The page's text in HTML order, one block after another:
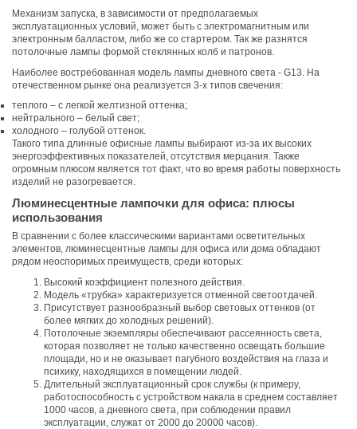
Механизм запуска, в зависимости от предполагаемых
эксплуатационных условий, может быть с электромагнитным или
электронным балластом, либо же со стартером. Так же разнятся
потолочные лампы формой стеклянных колб и патронов.
Наиболее востребованная модель лампы дневного света - G13. На
отечественном рынке она реализуется 3-х типов свечения:
теплого – с легкой желтизной оттенка;
нейтрального – белый свет;
холодного – голубой оттенок.
Такого типа длинные офисные лампы выбирают из-за их высоких
энергоэффективных показателей, отсутствия мерцания. Также
огромным плюсом является тот факт, что во время работы поверхность
изделий не разогревается.
Люминесцентные лампочки для офиса: плюсы
использования
В сравнении с более классическими вариантами осветительных
элементов, люминесцентные лампы для офиса или дома обладают
рядом неоспоримых преимуществ, среди которых:
Высокий коэффициент полезного действия.
Модель «трубка» характеризуется отменной светоотдачей.
Присутствует разнообразный выбор световых оттенков (от
более мягких до холодных решений).
Потолочные экземпляры обеспечивают рассеянность света,
которая позволяет не только качественно освещать большие
площади, но и не оказывает пагубного воздействия на глаза и
психику, находящихся в помещении людей.
Длительный эксплуатационный срок службы (к примеру,
работоспособность с устройством накала в среднем составляет
1000 часов, а дневного света, при соблюдении правил
эксплуатации, служат от 2000 до 20000 часов).